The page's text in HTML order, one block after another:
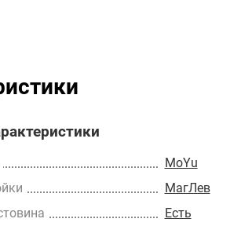
MoYu
МагЛев
Есть